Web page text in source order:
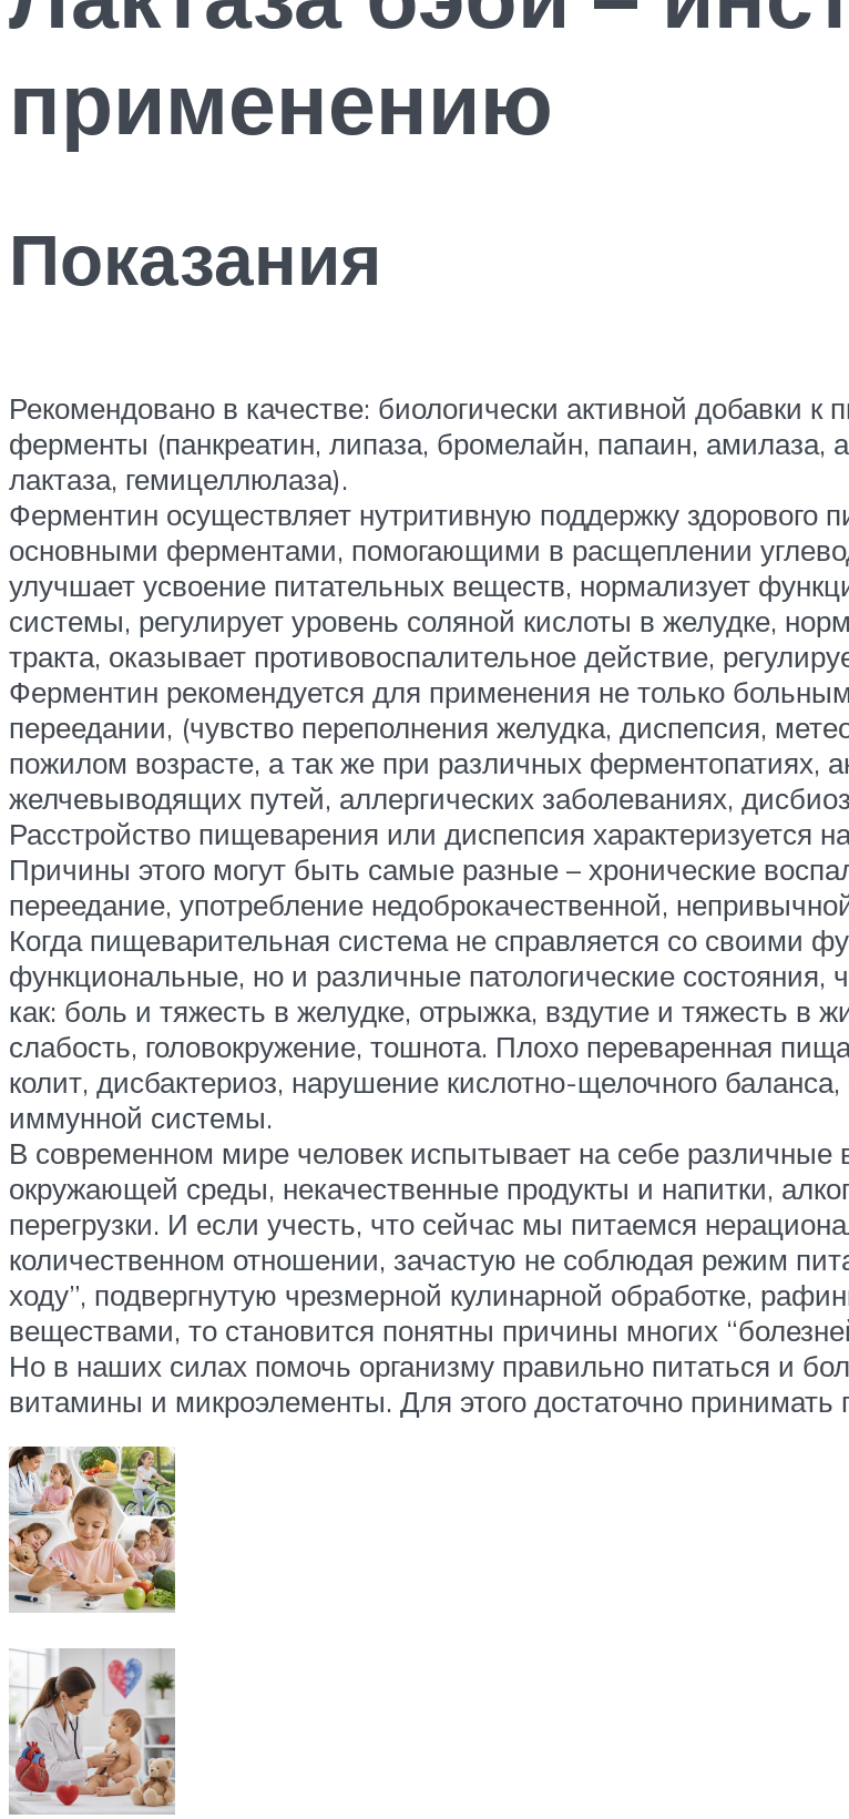
применению
Показания
Рекомендовано в качестве: биологически активной добавки
ферменты (панкреатин, липаза, бромелайн, папаин, амилаза,
лактаза, гемицеллюлаза).
Ферментин осуществляет нутритивную поддержку здорового
основными ферментами, помогающими в расщеплении
улучшает усвоение питательных веществ, нормализует
системы, регулирует уровень соляной кислоты в желудке,
тракта, оказывает противовоспалительное действие,
Ферментин рекомендуется для применения не только
переедании, (чувство переполнения желудка, диспепсия,
пожилом возрасте, а так же при различных ферментопатиях,
желчевыводящих путей, аллергических заболеваниях,
Расстройство пищеварения или диспепсия характеризуется
Причины этого могут быть самые разные – хронические
переедание, употребление недоброкачественной,
Когда пищеварительная система не справляется со своими
функциональные, но и различные патологические
как: боль и тяжесть в желудке, отрыжка, вздутие и тяжесть в
слабость, головокружение, тошнота. Плохо переваренная
колит, дисбактериоз, нарушение кислотно-щелочного
иммунной системы.
В современном мире человек испытывает на себе различные
окружающей среды, некачественные продукты и напитки,
перегрузки. И если учесть, что сейчас мы питаемся
количественном отношении, зачастую не соблюдая режим
ходу”, подвергнутую чрезмерной кулинарной обработке,
веществами, то становится понятны причины многих
Но в наших силах помочь организму правильно питаться и
витамины и микроэлементы. Для этого достаточно принимать